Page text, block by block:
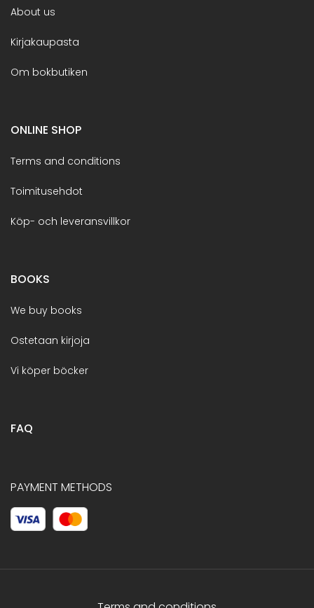
About us
Kirjakaupasta
Om bokbutiken
ONLINE SHOP
Terms and conditions
Toimitusehdot
Köp- och leveransvillkor
BOOKS
We buy books
Ostetaan kirjoja
Vi köper böcker
FAQ
PAYMENT METHODS